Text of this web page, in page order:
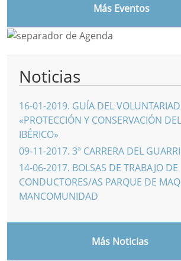
Más Eventos
Noticias
16-01-2019. GUÍA DEL
«PROTECCIÓN Y CONSERVACIÓN
IBÉRICO»
09-11-2017. 3ª CARRERA DEL
14-06-2017. BOLSAS DE TRABAJO DE
CONDUCTORES/AS PARQUE DE
MANCOMUNIDAD
Más Noticias